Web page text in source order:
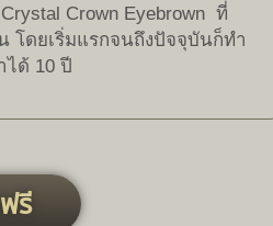
Crown Eyebrown ที่
โดยเริ่มแรกจนถึงปัจจุบันก็ทำ
ได้ 10 ปี
รี